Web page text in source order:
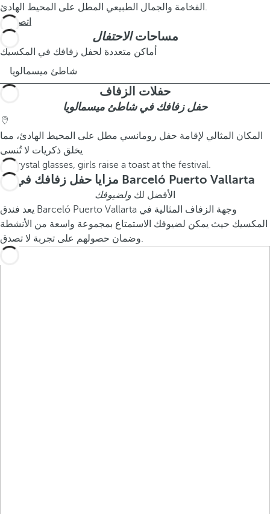
الفخامة والجمال الطبيعي المطل على المحيط الهادئ.
اتصل بنا
مساحاتالاحتفال
أماكن متعددة لحفل زفافك في المكسيك
شاطئ ميسمالويا
حفلات الزفاف
حفل زفافك في شاطئ ميسمالويا
المكان المثالي لإقامة حفل رومانسي مطل على المحيط الهادئ، مما
يخلق ذكريات لا تُنسى
مزايا حفل زفافك في Barceló Puerto Vallarta
الأفضل لك ولضيوفك
يعد فندق Barceló Puerto Vallarta وجهة الزفاف المثالية في
المكسيك حيث يمكن لضيوفك الاستمتاع بمجموعة واسعة من الأنشطة
وضمان حصولهم على تجربة لا تصدق.